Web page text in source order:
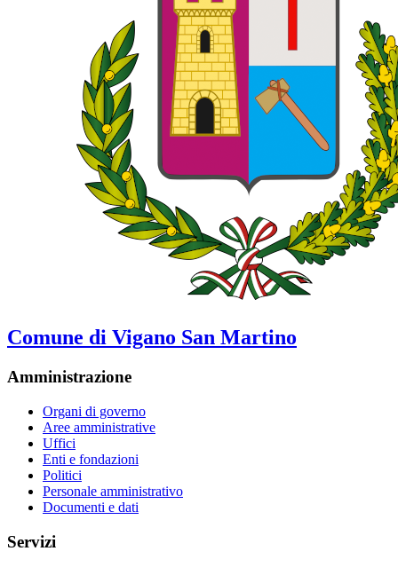
Comune di Vigano San Martino
Amministrazione
Organi di governo
Aree amministrative
Uffici
Enti e fondazioni
Politici
Personale amministrativo
Documenti e dati
Servizi